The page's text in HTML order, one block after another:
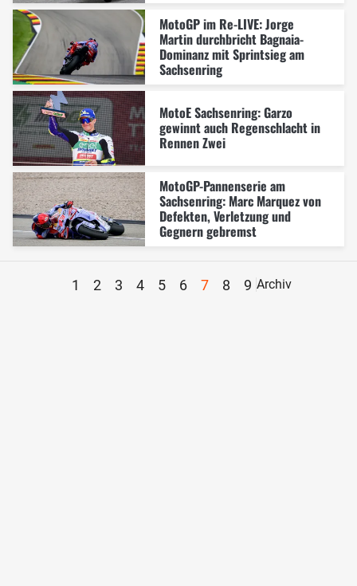
MotoGP im Re-LIVE: Jorge
Martin durchbricht Bagnaia-
Dominanz mit Sprintsieg am
Sachsenring
MotoE Sachsenring: Garzo
gewinnt auch Regenschlacht in
Rennen Zwei
MotoGP-Pannenserie am
Sachsenring: Marc Marquez von
Defekten, Verletzung und
Gegnern gebremst
1 2 3 4 5 6 7 8 9 Archiv